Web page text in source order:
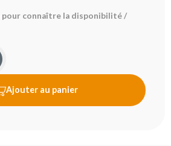
pour connaître la disponibilité /
Ajouter au panier